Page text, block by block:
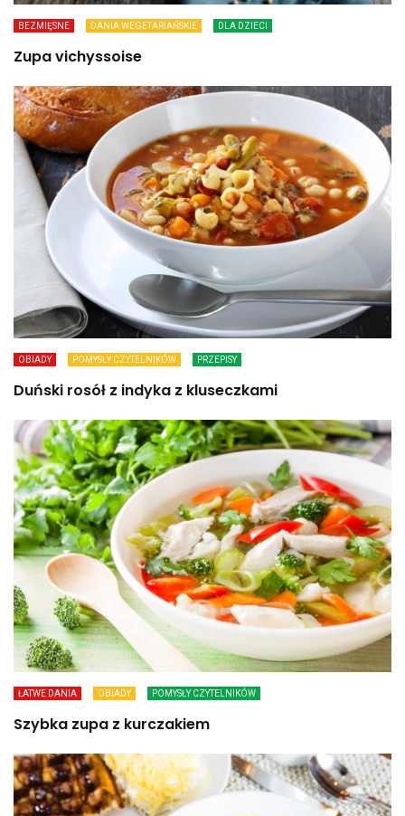
BEZMIĘSNE DANIA WEGETARIAŃSKIE DLA DZIECI
Zupa vichyssoise
OBIADY POMYSŁY CZYTELNIKÓW PRZEPISY
Duński rosół z indyka z kluseczkami
ŁATWE DANIA OBIADY POMYSŁY CZYTELNIKÓW
Szybka zupa z kurczakiem